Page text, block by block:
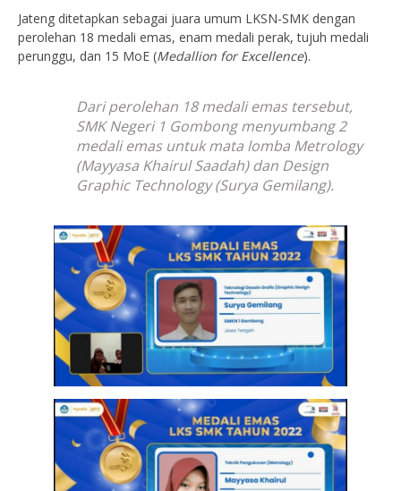
Jateng ditetapkan sebagai juara umum LKSN-SMK dengan
perolehan 18 medali emas, enam medali perak, tujuh medali
perunggu, dan 15 MoE (Medallion for Excellence).
Dari perolehan 18 medali emas tersebut,
SMK Negeri 1 Gombong menyumbang 2
medali emas untuk mata lomba Metrology
(Mayyasa Khairul Saadah) dan Design
Graphic Technology (Surya Gemilang).